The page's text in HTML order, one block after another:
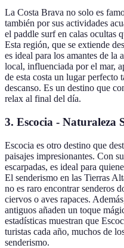
La Costa Brava no solo es
también por sus actividades
el paddle surf en calas ocultas
Esta región, que se extiende
es ideal para los amantes de la
local, influenciada por el mar,
de esta costa un lugar perfecto
descanso. Es un destino que
relax al final del día.
3. Escocia - Naturaleza
Escocia es otro destino que
paisajes impresionantes. Con
escarpadas, es ideal para
El senderismo en las Tierras
no es raro encontrar senderos
ciervos o aves rapaces.
antiguos añaden un toque
estadísticas muestran que
turistas cada año, muchos de
senderismo.